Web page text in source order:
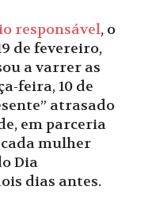
responsável, o
de fevereiro,
a varrer as
feira, 10 de
atrasado
em parceria
mulher
Dia
dias antes.